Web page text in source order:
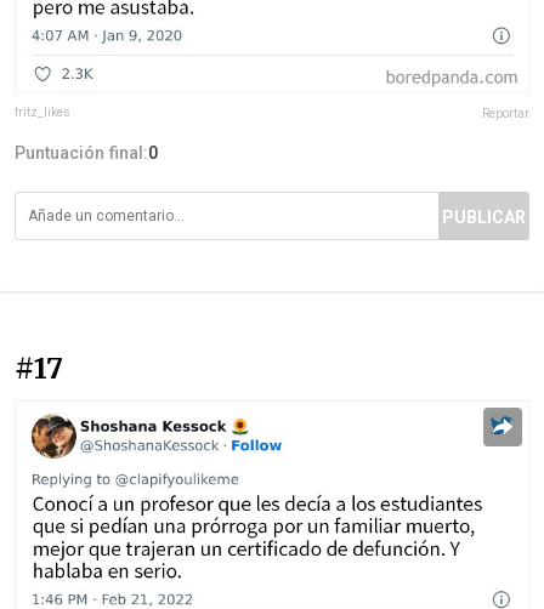
fritz_likes Reportar
Puntuación final:0
PUBLICAR
#17